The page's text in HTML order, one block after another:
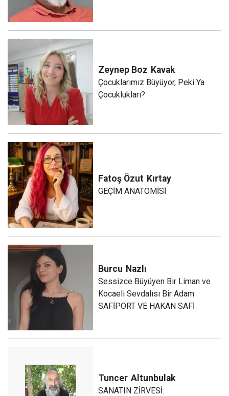
Zeynep Boz Kavak
Çocuklarımız Büyüyor, Peki Ya
Çocuklukları?
Fatoş Özut Kırtay
GEÇİM ANATOMİSİ
Burcu Nazlı
Sessizce Büyüyen Bir Liman ve
Kocaeli Sevdalısı Bir Adam
SAFİPORT VE HAKAN SAFİ
Tuncer Altunbulak
SANATIN ZİRVESİ: